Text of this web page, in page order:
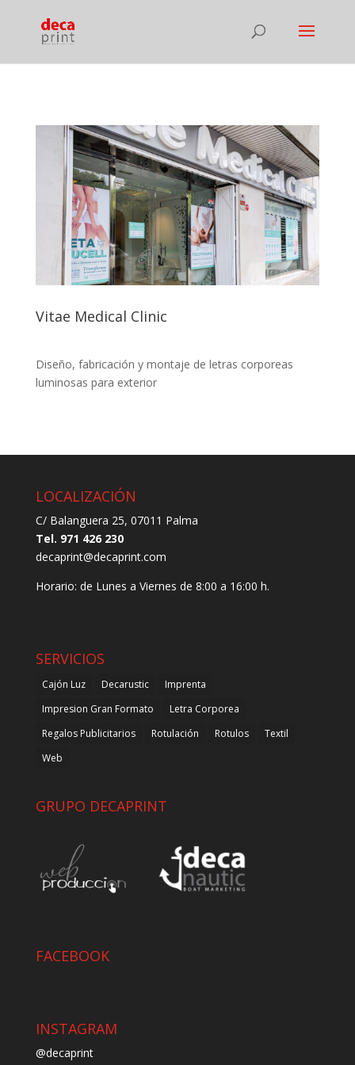
Vitae Medical Clinic
Diseño, fabricación y montaje de letras corporeas
luminosas para exterior
LOCALIZACIÓN
C/ Balanguera 25, 07011 Palma
Tel. 971 426 230
decaprint@decaprint.com
Horario: de Lunes a Viernes de 8:00 a 16:00 h.
SERVICIOS
Cajón Luz Decarustic
Imprenta
Impresion Gran Formato
Letra Corporea
Regalos Publicitarios
Rotulación Rotulos
Textil
Web
GRUPO DECAPRINT
FACEBOOK
INSTAGRAM
@decaprint